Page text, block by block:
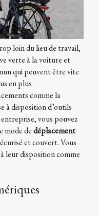
loin du lieu de travail,
verte à la voiture et
qui peuvent être vite
en plus
comme la
à disposition d’outils
vous pouvez
mode dedéplacement
et couvert. Vous
leur disposition comme